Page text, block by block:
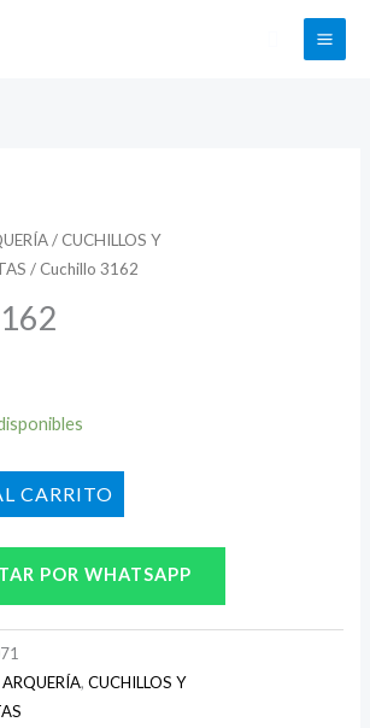
Buscar
/ CUCHILLOS Y
/ Cuchillo 3162
CARRITO
POR WHATSAPP
,CUCHILLOS Y